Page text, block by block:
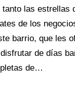
las estrellas
de los
barrio, que les
de días
de…